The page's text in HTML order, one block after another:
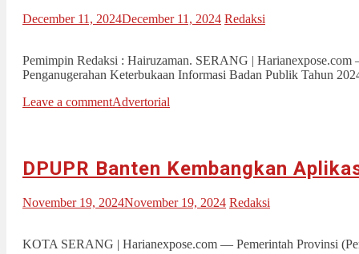
December 11, 2024December 11, 2024 Redaksi
Pemimpin Redaksi : Hairuzaman. SERANG |
Penganugerahan Keterbukaan Informasi Badan Publik Tahun
Leave a commentAdvertorial
DPUPR Banten Kembangkan
November 19, 2024November 19, 2024 Redaksi
KOTA SERANG | Harianexpose.com — Pemerintah Provinsi